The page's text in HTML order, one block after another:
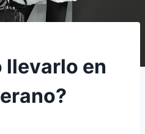
llevarlo en